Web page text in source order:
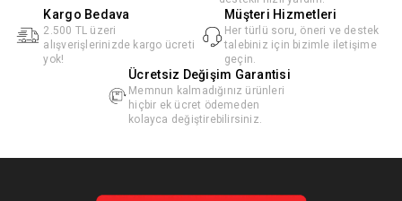
Kargo Bedava
2.500 TL üzeri
alışverişlerinizde kargo ücreti
yok!
Müşteri Hizmetleri
Her türlü soru, öneri ve destek
talebiniz için bizimle iletişime
geçin.
Ücretsiz Değişim Garantisi
Memnun kalmadığınız ürünleri
hiçbir ek ücret ödemeden
kolayca değiştirebilirsiniz.